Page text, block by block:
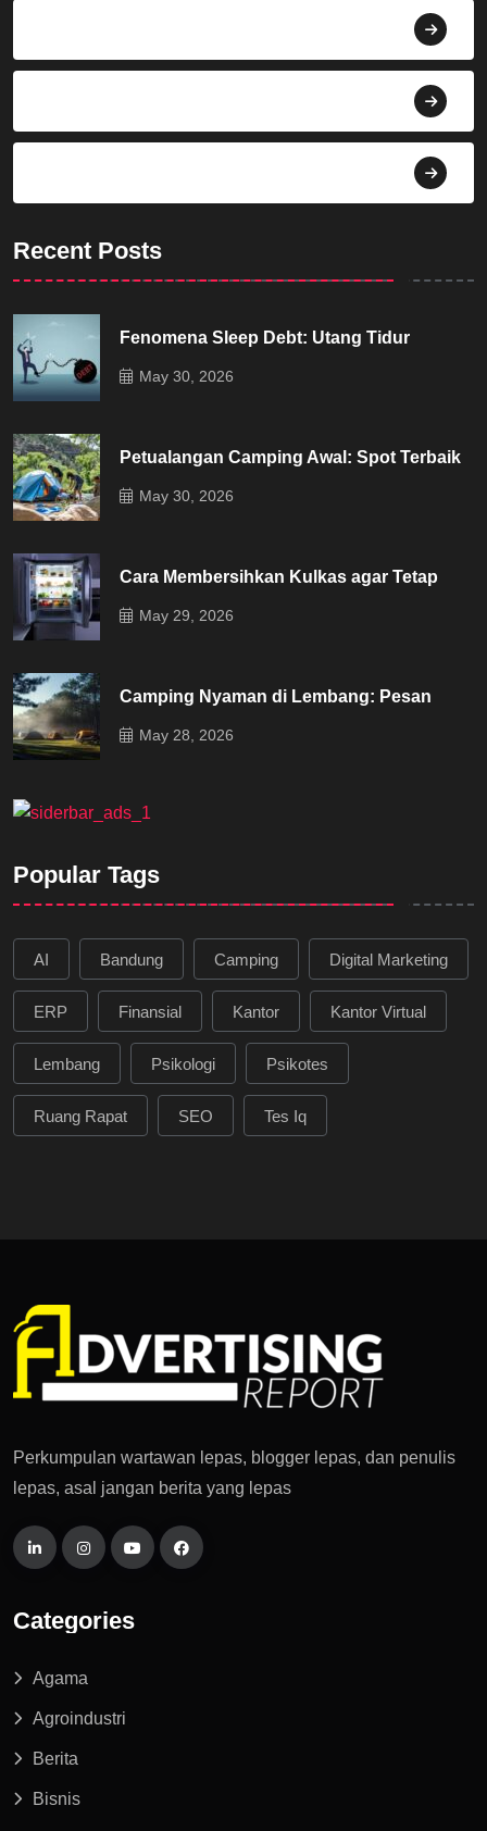
Recent Posts
Fenomena Sleep Debt: Utang Tidur
May 30, 2026
Petualangan Camping Awal: Spot Terbaik
May 30, 2026
Cara Membersihkan Kulkas agar Tetap
May 29, 2026
Camping Nyaman di Lembang: Pesan
May 28, 2026
Popular Tags
AI Bandung Camping Digital Marketing
ERP Finansial Kantor Kantor Virtual
Lembang Psikologi Psikotes
Ruang Rapat SEO Tes Iq
Perkumpulan wartawan lepas, blogger lepas, dan penulis
lepas, asal jangan berita yang lepas
Categories
Agama
Agroindustri
Berita
Bisnis